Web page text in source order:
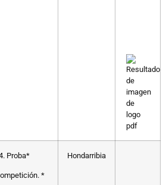
Proba*
*
Hondarribia